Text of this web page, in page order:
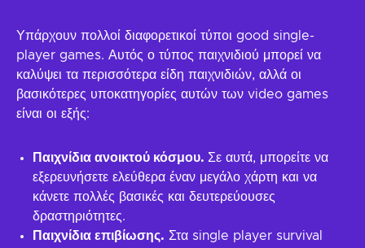
Υπάρχουν πολλοί διαφορετικοί τύποι good single-
player games. Αυτός ο τύπος παιχνιδιού μπορεί να
καλύψει τα περισσότερα είδη παιχνιδιών, αλλά οι
βασικότερες υποκατηγορίες αυτών των video games
είναι οι εξής:
Παιχνίδια ανοικτού κόσμου. Σε αυτά, μπορείτε να
εξερευνήσετε ελεύθερα έναν μεγάλο χάρτη και να
κάνετε πολλές βασικές και δευτερεύουσες
δραστηριότητες.
Παιχνίδια επιβίωσης. Στα single player survival